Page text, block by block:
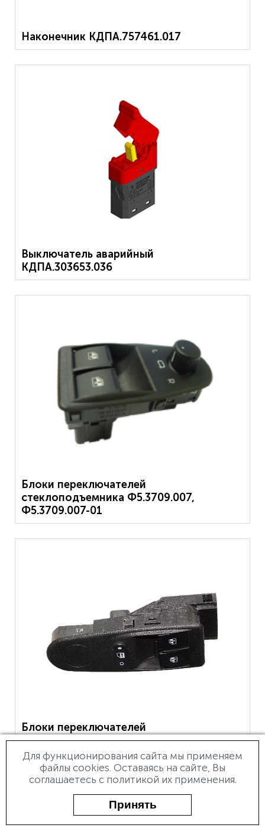
Наконечник КДПА.757461.017
Выключатель аварийный
КДПА.303653.036
Блоки переключателей
стеклоподъемника Ф5.3709.007,
Ф5.3709.007-01
Блоки переключателей
стеклоподъемника и блокировки дверей
Ф5.3709.009
Для функционирования сайта мы применяем
файлы cookies. Оставаясь на сайте, Вы
соглашаетесь с политикой их применения.
Принять